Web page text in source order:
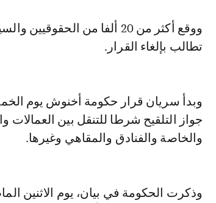
ووقع أكثر من 20 ألفا من
تطالب بإلغاء القرار.
جواز التلقيح شرطا للتنقل بين
والخاصة والفنادق والمقاهي وغيرها.
وذكرت الحكومة في بيان، يوم الاثنين